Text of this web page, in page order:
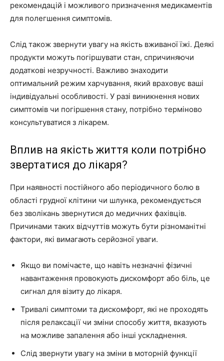
рекомендацій і можливого призначення медикаментів
для полегшення симптомів.
Слід також звернути увагу на якість вживаної їжі. Деякі
продукти можуть погіршувати стан, спричиняючи
додаткові незручності. Важливо знаходити
оптимальний режим харчування, який враховує ваші
індивідуальні особливості. У разі виникнення нових
симптомів чи погіршення стану, потрібно терміново
консультуватися з лікарем.
Вплив на якість життя коли потрібно
звертатися до лікаря?
При наявності постійного або періодичного болю в
області грудної клітини чи шлунка, рекомендується
без зволікань звернутися до медичних фахівців.
Причинами таких відчуттів можуть бути різноманітні
фактори, які вимагають серйозної уваги.
Якщо ви помічаєте, що навіть незначні фізичні
навантаження провокують дискомфорт або біль, це
сигнал для візиту до лікаря.
Тривалі симптоми та дискомфорт, які не проходять
після релаксації чи зміни способу життя, вказують
на можливе запалення або інші ускладнення.
Слід звернути увагу на зміни в моторній функції